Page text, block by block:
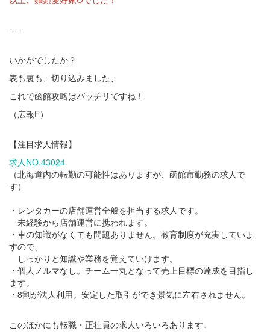
----
いかがでしたか？
表も裏も、切り込みました、
これで函館攻略はバッチリですね！
（広報F）
【注目求人情報】
求人NO.43024
（北海道内の転勤の可能性はありますが、函館市勤務の求人で
す）
・レンタカーの店舗運営全般を担当する求人です。
未経験から店舗運営に携われます。
・車の知識がなくても問題ありません。教育制度が充実していま
すので、
しっかりと知識や業務を覚えていけます。
・個人ノルマなし。チーム一丸となって売上目標の達成を目指し
ます。
・8割が法人利用。安定した取引ができ景気に左右されません。
このほかにも転職・正社員の求人いろいろあります。